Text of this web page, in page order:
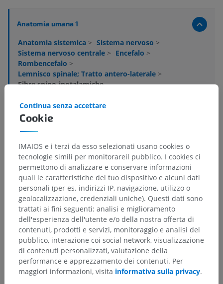
Anatomia umana 1
Anatomia sistemica > Sistema nervoso >
Sistema nervoso centrale > Encefalo >
Rombencefalo >
Lemnisco spinale; Tratto antero-laterale >
Fibre spino-ipotalamiche
Strutture sottostanti:Non sono presenti strutture
soggiacenti per questa parte anatomica
Neuroanatomia umana
Traduzioni
Hai notato un errore?
Non esitare a suggerire una correzione, traduzione o
un miglioramento dei contenuti.
Cookie
Continua senza accettare
IMAIOS e i terzi da esso selezionati usano cookies o
tecnologie simili per monitorareil pubblico. I cookies ci
permettono di analizzare e conservare informazioni
quali le caratteristiche del tuo dispositivo e alcuni dati
personali (per es. indirizzi IP, navigazione, utilizzo o
geolocalizzazione, credenziali uniche). Questi dati sono
trattati ai fini seguenti: analisi e miglioramento
dell'esperienza dell'utente e/o della nostra offerta di
contenuti, prodotti e servizi, monitoraggio e analisi del
pubblico, interazione coi social network, visualizzazione
di contenuti personalizzati, valutazione della
performance e apprezzamento dei contenuti. Per
maggiori informazioni, visita informativa sulla privacy.